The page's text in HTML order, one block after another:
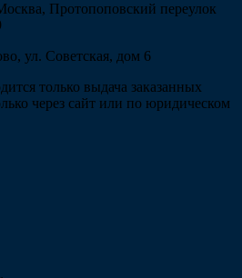
Протопоповский переулок
ул. Советская, дом 6
только выдача заказанных
через сайт или по юридическом